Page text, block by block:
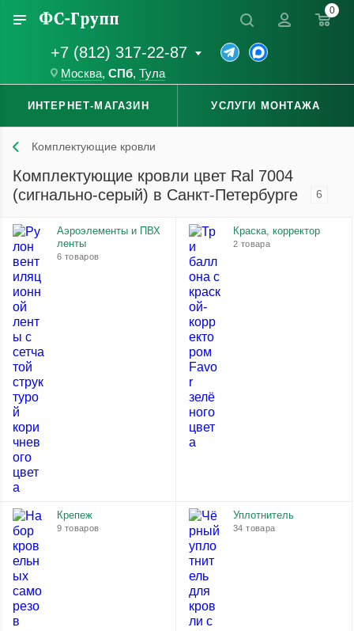
+7 (812) 317-22-87
Москва, СПб, Тула
0
ИНТЕРНЕТ-МАГАЗИН УСЛУГИ МОНТАЖА
Комплектующие кровли
Комплектующие кровли цвет Ral 7004
(сигнально-серый) в Санкт-Петербурге
6
Аэроэлементы и ПВХ
ленты
6 товаров
Краска, корректор
2 товара
Крепеж
9 товаров
Уплотнитель
34 товара